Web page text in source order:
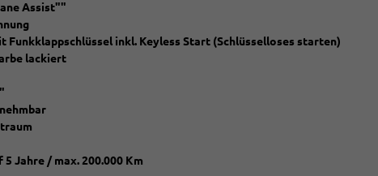
Assist""
Funkklappschlüssel inkl. Keyless Start (Schlüsselloses starten)
lackiert
Jahre / max. 200.000 Km